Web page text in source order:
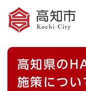
メ
本
高知県の
施策につい